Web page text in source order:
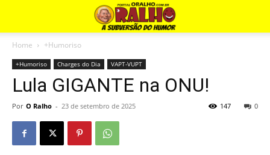
Home +Humoriso
+Humoriso Charges do Dia VAPT-VUPT
Lula GIGANTE na ONU!
Por O Ralho - 23 de setembro de 2025 0
147